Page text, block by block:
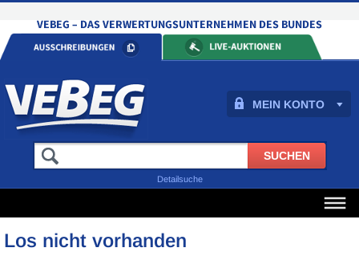
MEIN KONTO
Detailsuche
Los nicht vorhanden